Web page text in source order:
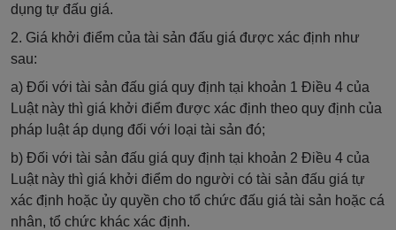
dụng tự đấu giá.
2. Giá khởi điểm của tài sản đấu giá được xác định như
sau:
a) Đối với tài sản đấu giá quy định tại khoản 1 Điều 4 của
Luật này thì giá khởi điểm được xác định theo quy định của
pháp luật áp dụng đối với loại tài sản đó;
b) Đối với tài sản đấu giá quy định tại khoản 2 Điều 4 của
Luật này thì giá khởi điểm do người có tài sản đấu giá tự
xác định hoặc ủy quyền cho tổ chức đấu giá tài sản hoặc cá
nhân, tổ chức khác xác định.